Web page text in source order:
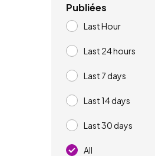
Publiées
Last Hour
Last 24 hours
Last 7 days
Last 14 days
Last 30 days
All